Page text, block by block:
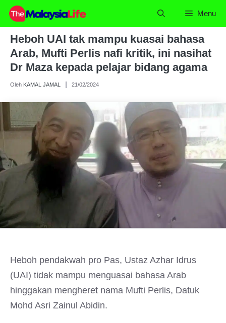
Skip
content
Menu
Heboh UAI tak mampu kuasai bahasa
Arab, Mufti Perlis nafi kritik, ini nasihat
Dr Maza kepada pelajar bidang agama
Oleh KAMAL JAMAL 21/02/2024
Heboh pendakwah pro Pas, Ustaz Azhar Idrus
(UAI) tidak mampu menguasai bahasa Arab
hinggakan mengheret nama Mufti Perlis, Datuk
Mohd Asri Zainul Abidin.